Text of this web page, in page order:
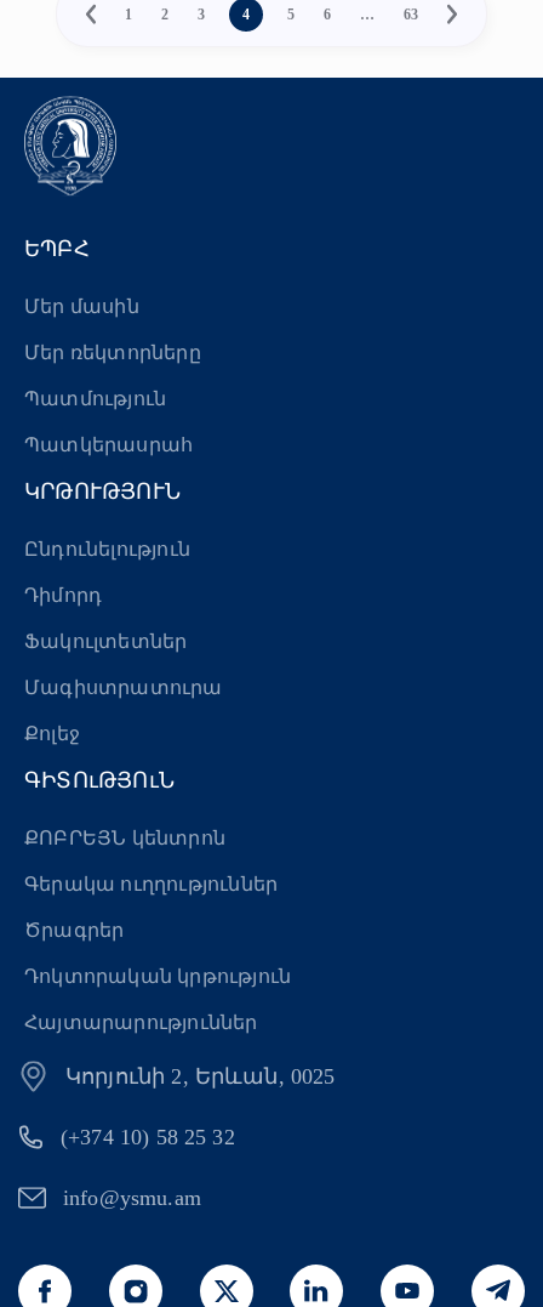
1 2 3 4 5 6 … 63
ԵՊԲՀ
Մեր մասին
Մեր ռեկտորները
Պատմություն
Պատկերասրահ
ԿՐԹՈՒԹՅՈՒՆ
Ընդունելություն
Դիմորդ
Ֆակուլտետներ
Մագիստրատուրա
Քոլեջ
ԳԻՏՈւԹՅՈւՆ
ՔՈԲՐԵՅՆ կենտրոն
Գերակա ուղղություններ
Ծրագրեր
Դոկտորական կրթություն
Հայտարարություններ
Կորյունի 2, Երևան, 0025
(+374 10) 58 25 32
info@ysmu.am